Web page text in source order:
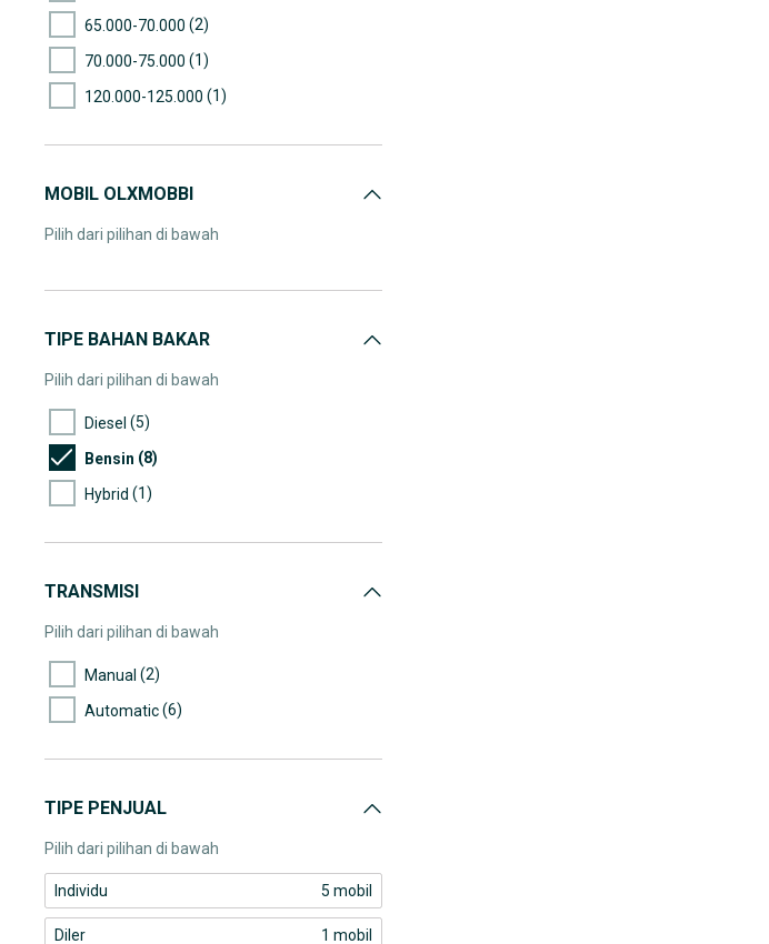
65.000-70.000 (2)
70.000-75.000 (1)
120.000-125.000 (1)
MOBIL OLXMOBBI
Pilih dari pilihan di bawah
TIPE BAHAN BAKAR
Pilih dari pilihan di bawah
Diesel (5)
Bensin (8)
Hybrid (1)
TRANSMISI
Pilih dari pilihan di bawah
Manual (2)
Automatic(6)
TIPE PENJUAL
Pilih dari pilihan di bawah
Individu 5 mobil
Diler 1 mobil